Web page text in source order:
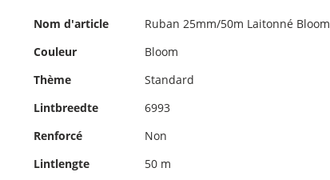
d’images
Pour
d'informations
Nom d'article
Ruban 25mm/50m Laitonné Bloom
Couleur
Bloom
Thème
Standard
Lintbreedte
6993
Renforcé
Non
Lintlengte
50 m